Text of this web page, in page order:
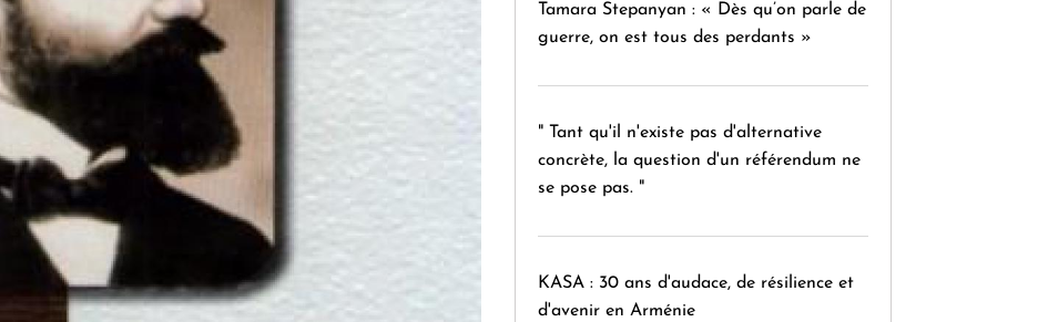
Tamara Stepanyan : « Dès qu’on parle de
guerre, on est tous des perdants »
" Tant qu'il n'existe pas d'alternative
concrète, la question d'un référendum ne
se pose pas. "
KASA : 30 ans d'audace, de résilience et
d'avenir en Arménie